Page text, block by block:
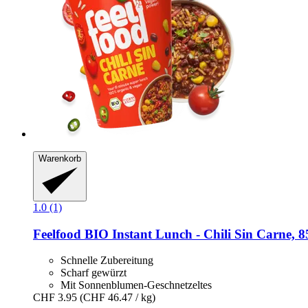
Warenkorb
1.0 (1)
Feelfood BIO Instant Lunch -​ Chili Sin Carne,
Schnelle Zubereitung
Scharf gewürzt
Mit Sonnenblumen-Geschnetzeltes
CHF 3.95 (CHF 46.47 / kg)